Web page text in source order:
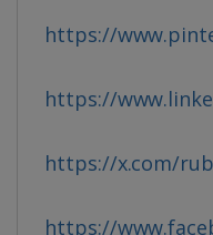
https://
https://
https://x.com/
https://